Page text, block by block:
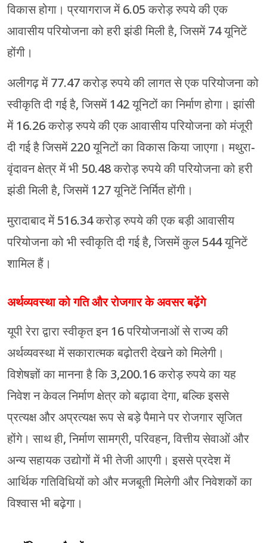
विकास होगा। प्रयागराज में 6.05 करोड़ रुपये की एक
आवासीय परियोजना को हरी झंडी मिली है, जिसमें 74 यूनिटें
होंगी।
अलीगढ़ में 77.47 करोड़ रुपये की लागत से एक परियोजना को
स्वीकृति दी गई है, जिसमें 142 यूनिटों का निर्माण होगा। झांसी
में 16.26 करोड़ रुपये की एक आवासीय परियोजना को मंजूरी
दी गई है जिसमें 220 यूनिटों का विकास किया जाएगा। मथुरा-
वृंदावन क्षेत्र में भी 50.48 करोड़ रुपये की परियोजना को हरी
झंडी मिली है, जिसमें 127 यूनिटें निर्मित होंगी।
मुरादाबाद में 516.34 करोड़ रुपये की एक बड़ी आवासीय
परियोजना को भी स्वीकृति दी गई है, जिसमें कुल 544 यूनिटें
शामिल हैं।
अर्थव्यवस्था को गति और रोजगार के अवसर बढ़ेंगे
यूपी रेरा द्वारा स्वीकृत इन 16 परियोजनाओं से राज्य की
अर्थव्यवस्था में सकारात्मक बढ़ोतरी देखने को मिलेगी।
विशेषज्ञों का मानना है कि 3,200.16 करोड़ रुपये का यह
निवेश न केवल निर्माण क्षेत्र को बढ़ावा देगा, बल्कि इससे
प्रत्यक्ष और अप्रत्यक्ष रूप से बड़े पैमाने पर रोजगार सृजित
होंगे। साथ ही, निर्माण सामग्री, परिवहन, वित्तीय सेवाओं और
अन्य सहायक उद्योगों में भी तेजी आएगी। इससे प्रदेश में
आर्थिक गतिविधियों को और मजबूती मिलेगी और निवेशकों का
विश्वास भी बढ़ेगा।